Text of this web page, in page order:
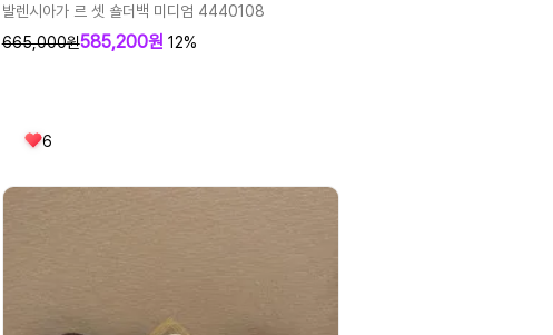
발렌시아가 르 셋 숄더백 미디엄 4440108
665,000원585,200원 12%
6